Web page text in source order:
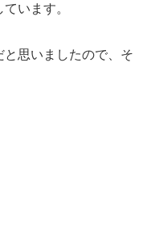
います。
思いましたので、そ